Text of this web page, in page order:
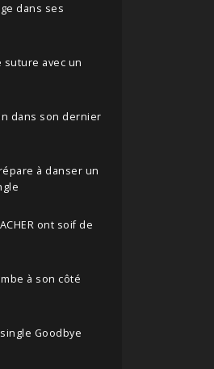
dans ses
suture avec un
dans son dernier
à danser un
ont soif de
à son côté
single Goodbye